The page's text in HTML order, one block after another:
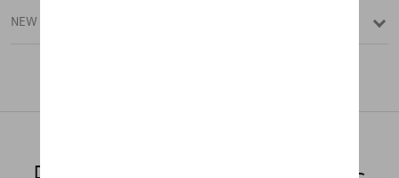
NEW GOLF VARIANT